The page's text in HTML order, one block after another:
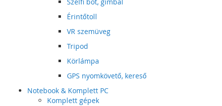
Érintőtoll
VR szemüveg
Tripod
Körlámpa
GPS nyomkövető, kereső
Notebook & Komplett PC
Komplett gépek